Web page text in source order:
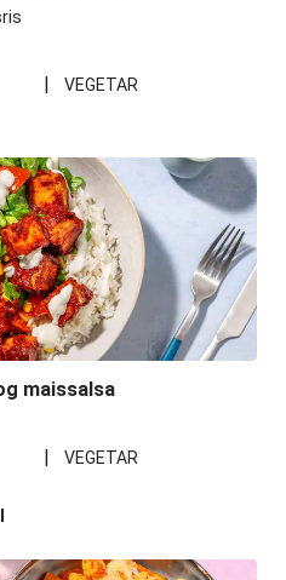
|
VEGETAR
maissalsa
| VEGETAR